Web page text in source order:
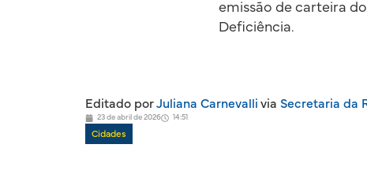
emissão de carteira
Deficiência.
Editado porJuliana Carnevalli via Secretaria da
23 de abril de 2026 14:51
Cidades